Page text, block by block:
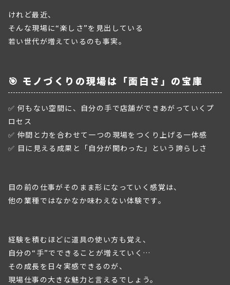
けれど最近、
そんな現場に“楽しさ”を見出している
若い世代が増えているのも事実。
🎯 モノづくりの現場は「面白さ」の宝庫
✅ 何もない空間に、自分の手で店舗ができあがっていくプ
ロセス
✅ 仲間と力を合わせて一つの現場をつくり上げる一体感
✅ 目に見える成果と「自分が関わった」という誇らしさ
目の前の仕事がそのまま形になっていく感覚は、
他の業種ではなかなか味わえない体験です。
経験を積むほどに道具の使い方も覚え、
自分の“手”でできることが増えていく…
その成長を日々実感できるのが、
現場仕事の大きな魅力と言えるでしょう。